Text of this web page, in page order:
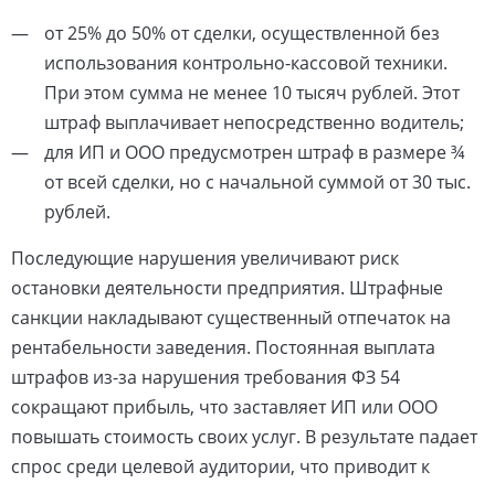
от 25% до 50% от сделки, осуществленной без
использования контрольно-кассовой техники.
При этом сумма не менее 10 тысяч рублей. Этот
штраф выплачивает непосредственно водитель;
для ИП и ООО предусмотрен штраф в размере ¾
от всей сделки, но с начальной суммой от 30 тыс.
рублей.
Последующие нарушения увеличивают риск
остановки деятельности предприятия. Штрафные
санкции накладывают существенный отпечаток на
рентабельности заведения. Постоянная выплата
штрафов из-за нарушения требования ФЗ 54
сокращают прибыль, что заставляет ИП или ООО
повышать стоимость своих услуг. В результате падает
спрос среди целевой аудитории, что приводит к